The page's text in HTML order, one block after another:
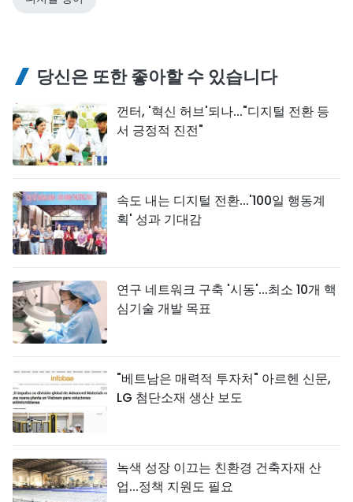
당신은 또한 좋아할 수 있습니다
껀터, '혁신 허브'되나..."디지털 전환 등
서 긍정적 진전"
속도 내는 디지털 전환...'100일 행동계
획' 성과 기대감
연구 네트워크 구축 '시동'...최소 10개 핵
심기술 개발 목표
"베트남은 매력적 투자처" 아르헨 신문,
LG 첨단소재 생산 보도
녹색 성장 이끄는 친환경 건축자재 산
업...정책 지원도 필요